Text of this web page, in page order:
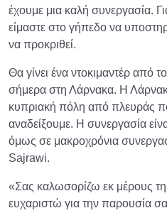
έχουμε μια καλή συνεργασία.
είμαστε στο γήπεδο να
να προκριθεί.
Θα γίνει ένα ντοκιμαντέρ από
σήμερα στη Λάρνακα. Η
κυπριακή πόλη από πλευράς
αναδείξουμε. Η συνεργασία
όμως σε μακροχρόνια
Sajrawi.
«Σας καλωσορίζω εκ μέρους
ευχαριστώ για την παρουσία